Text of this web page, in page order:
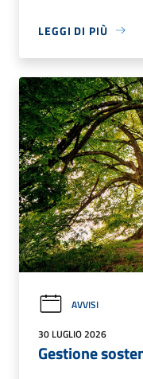
LEGGI DI PIÙ
AVVISI
30 LUGLIO 2026
Gestione